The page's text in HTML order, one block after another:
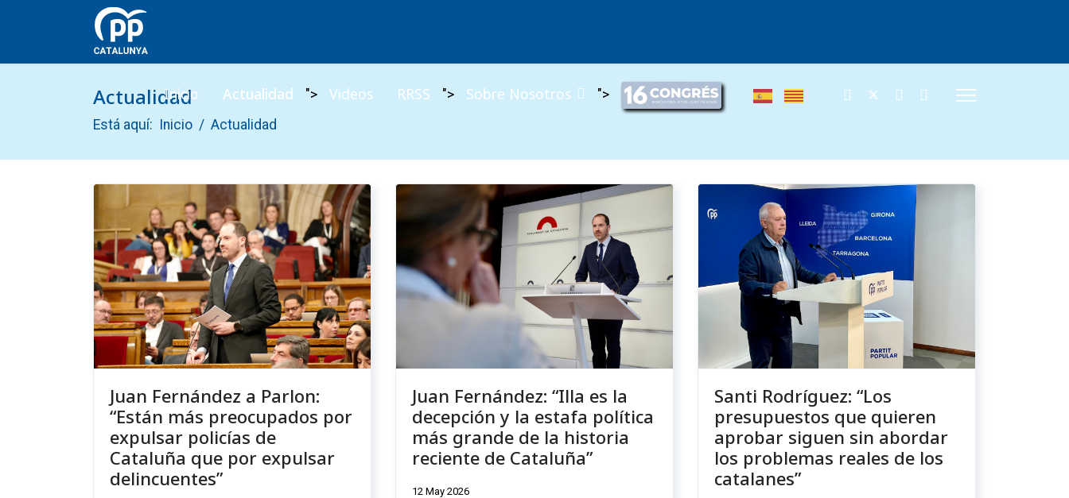
Inicio Actualidad "> Videos RRSS "> Sobre Nosotros ">
Actualidad
Está aquí: Inicio Actualidad
Juan Fernández a Parlon:
“Están más preocupados por
expulsar policías de
Cataluña que por expulsar
delincuentes”
Juan Fernández: “Illa es la
decepción y la estafa política
más grande de la historia
reciente de Cataluña”
12 May 2026
Santi Rodríguez: “Los
presupuestos que quieren
aprobar siguen sin abordar
los problemas reales de los
catalanes”